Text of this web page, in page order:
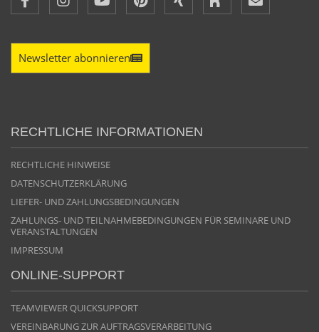
Newsletter abonnieren
RECHTLICHE INFORMATIONEN
RECHTLICHE HINWEISE
DATENSCHUTZERKLÄRUNG
LIEFER- UND ZAHLUNGSBEDINGUNGEN
ZAHLUNGS- UND TEILNAHMEBEDINGUNGEN FÜR SEMINARE UND
VERANSTALTUNGEN
IMPRESSUM
ONLINE-SUPPORT
TEAMVIEWER QUICKSUPPORT
VEREINBARUNG ZUR AUFTRAGSVERARBEITUNG